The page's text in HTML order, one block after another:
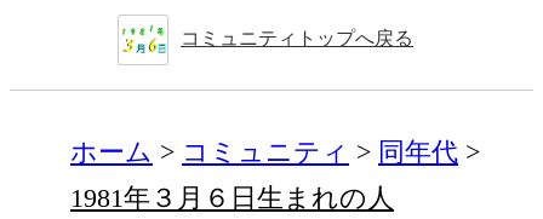
コミュニティトップへ戻る
ホーム コミュニティ
同年代
1981年３月６日生まれの人